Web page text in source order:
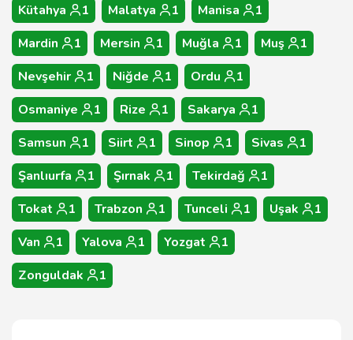
Kütahya
1 Malatya 1 Manisa
1
Mardin
1 Mersin 1 Muğla 1 Muş
1
Nevşehir
1 Niğde 1 Ordu
1
Osmaniye
1 Rize 1 Sakarya
1
Samsun
1 Siirt 1 Sinop 1 Sivas
1
Şanlıurfa
1 Şırnak 1 Tekirdağ
1
Tokat
1 Trabzon 1 Tunceli 1 Uşak
1
Van
1 Yalova 1 Yozgat
1
Zonguldak
1